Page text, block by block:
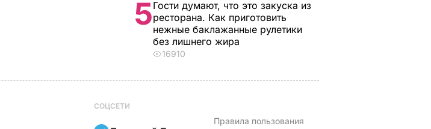
5Гости думают, что это закуска из
ресторана. Как приготовить
нежные баклажанные рулетики
без лишнего жира
16910
СОЦСЕТИ
Правила пользования